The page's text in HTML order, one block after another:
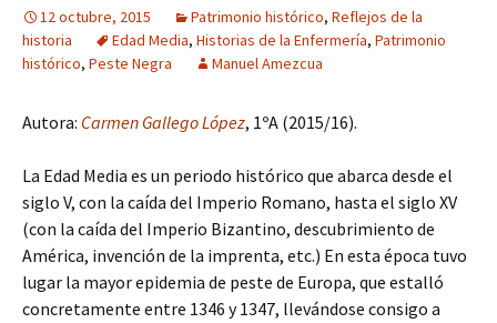
12 octubre, 2015 Patrimonio histórico, Reflejos de la
historia
Edad Media, Historias de la Enfermería, Patrimonio
histórico, Peste Negra Manuel Amezcua
Autora: Carmen Gallego López, 1ºA (2015/16).
La Edad Media es un periodo histórico que abarca desde el
siglo V, con la caída del Imperio Romano, hasta el siglo XV
(con la caída del Imperio Bizantino, descubrimiento de
América, invención de la imprenta, etc.) En esta época tuvo
lugar la mayor epidemia de peste de Europa, que estalló
concretamente entre 1346 y 1347, llevándose consigo a